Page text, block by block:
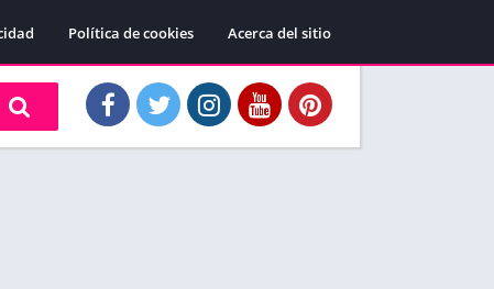
Política de cookies Acerca del sitio